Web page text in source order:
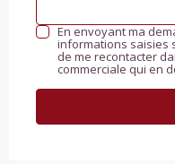
En envoyant ma
informations saisies
de me recontacter
commerciale qui en